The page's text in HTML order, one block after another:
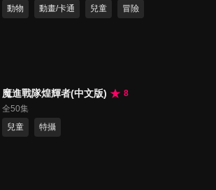
動物
動畫/卡通 兒童 冒險
魔進戰隊煌輝者(中文版)
8
全50集
兒童
特攝